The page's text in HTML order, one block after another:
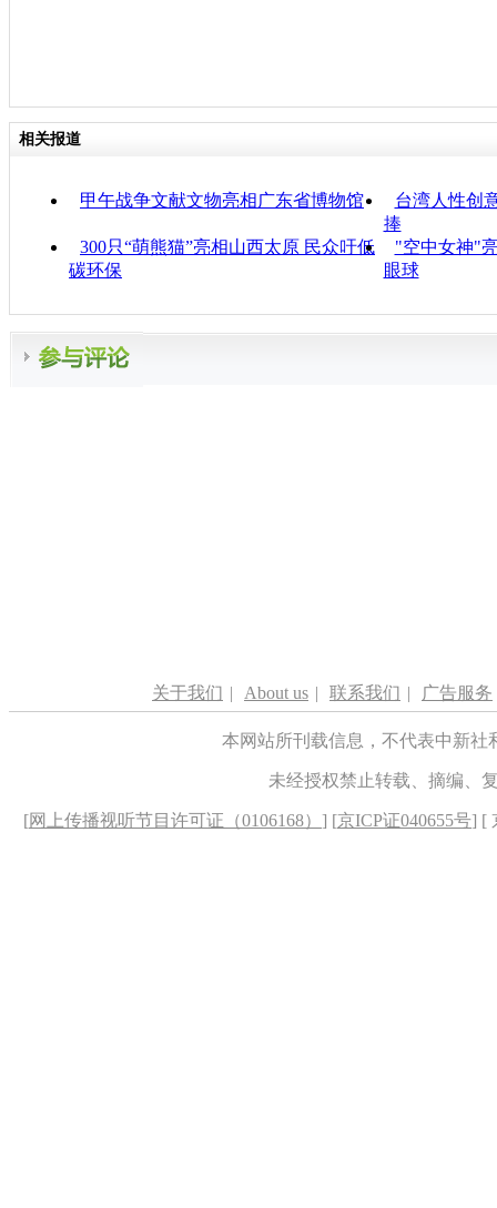
相关报道
甲午战争文献文物亮相广东省博物馆
台湾人性创
捧
300只“萌熊猫”亮相山西太原 民众吁低
碳环保
"空中女神"
眼球
关于我们 | About us | 联系我们 | 广告服务
本网站所刊载信息，不代表中新
未经授权禁止转载、摘编、
[网上传播视听节目许可证（0106168） ] [京ICP证040655号] [